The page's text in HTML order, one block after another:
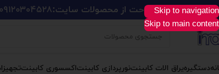
Skip to navigation
Skip to main content
آسان، سریع و راحت از محصولات سایت:۰۹۱۲۰۳۰۴۵۲۸
دستگیرهیراق الات کابینتنورپردازی کابینتاکسسوری کابینت